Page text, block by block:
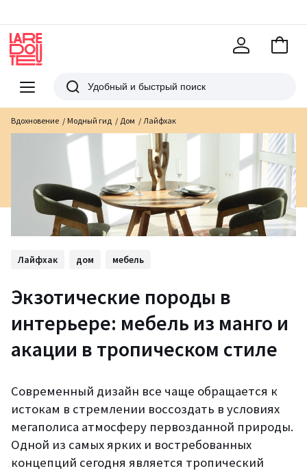
Меню
Redoute
Поиск
В
Вдохновение Модный гид Дом Лайфхак
Лайфхак дом мебель
Экзотические породы в
интерьере: мебель из манго и
акации в тропическом стиле
Современный дизайн все чаще обращается к
истокам в стремлении воссоздать в условиях
мегаполиса атмосферу первозданной природы.
Одной из самых ярких и востребованных
концепций сегодня является тропический